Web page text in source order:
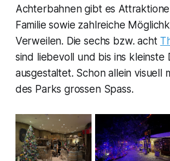
Achterbahnen gibt es
Familie sowie zahlreiche
Verweilen. Die sechs bzw. acht
sind liebevoll und bis ins kleinste
ausgestaltet. Schon allein visuell
des Parks grossen Spass.